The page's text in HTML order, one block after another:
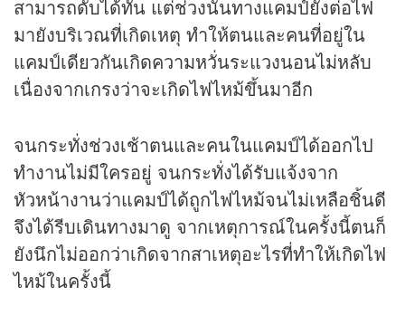
สามารถดับได้ทัน แต่ช่วงนั้นทางแคมป์ยังต่อไฟ
มายังบริเวณที่เกิดเหตุ ทำให้ตนและคนที่อยู่ใน
แคมป์เดียวกันเกิดความหวั่นระแวงนอนไม่หลับ
เนื่องจากเกรงว่าจะเกิดไฟไหม้ขึ้นมาอีก
จนกระทั่งช่วงเช้าตนและคนในแคมป์ได้ออกไป
ทำงานไม่มีใครอยู่ จนกระทั่งได้รับแจ้งจาก
หัวหน้างานว่าแคมป์ได้ถูกไฟไหม้จนไม่เหลือชิ้นดี
จึงได้รีบเดินทางมาดู จากเหตุการณ์ในครั้งนี้ตนก็
ยังนึกไม่ออกว่าเกิดจากสาเหตุอะไรที่ทำให้เกิดไฟ
ไหม้ในครั้งนี้